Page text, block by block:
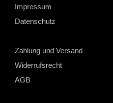
Impressum
Datenschutz
Zahlung und Versand
Widerrufsrecht
AGB